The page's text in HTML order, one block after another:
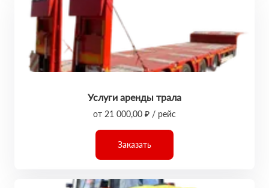
Услуги аренды трала
от 21 000,00 ₽ / рейс
Заказать